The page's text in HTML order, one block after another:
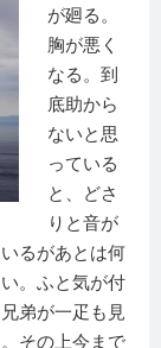
が廻る。
胸が悪く
なる。到
底助から
ないと思
っている
と、どさ
りと音が
るがあとは何
。ふと気が付
弟が一疋も見
その上今まで